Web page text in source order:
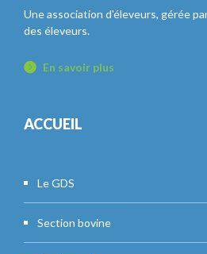
Une association d'éleveurs, gérée
des éleveurs.
En savoir plus
ACCUEIL
Le GDS
Section bovine